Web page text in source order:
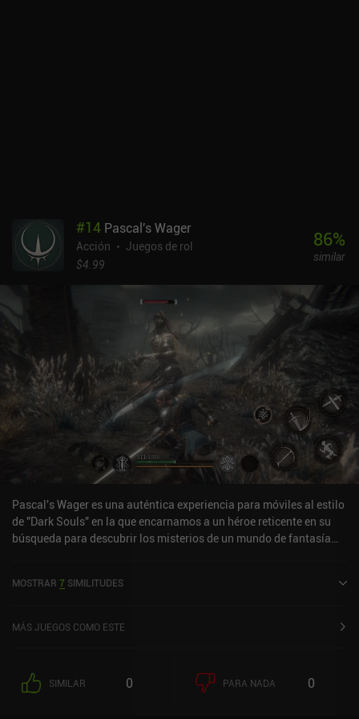
#14 Pascal's Wager
Acción
Juegos de rol
$4.99
86%
similar
Pascal's Wager es una auténtica experiencia para móviles al estilo
de "Dark Souls" en la que encarnamos a un héroe reticente en su
búsqueda para descubrir los misterios de un mundo de fantasía
morimos, perdemos todos los recursos recogidos y debemos
familiarizados con el género "Soulsborne" pueden esperar una
ejemplo, Pascal's Wager cuenta con varios personajes jugables
que pueden cambiarse durante el juego o añadirse tras una
MOSTRAR 7 SIMILITUDES
MÁS JUEGOS COMO ESTE
SIMILAR 0 PARA NADA 0